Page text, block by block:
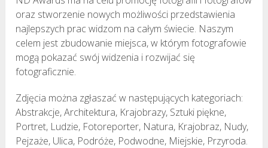
oraz stworzenie nowych możliwości przedstawienia
najlepszych prac widzom na całym świecie. Naszym
celem jest zbudowanie miejsca, w którym fotografowie
mogą pokazać swój widzenia i rozwijać się
fotograficznie.
Zdjęcia można zgłaszać w następujących kategoriach:
Abstrakcje, Architektura, Krajobrazy, Sztuki piękne,
Portret, Ludzie, Fotoreporter, Natura, Krajobraz, Nudy,
Pejzaże, Ulica, Podróże, Podwodne, Miejskie, Przyroda.